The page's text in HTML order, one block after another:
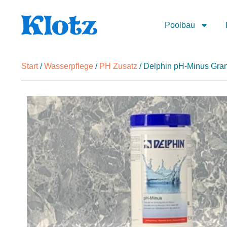
Poolbau
Start/Wasserpflege / PH Zusatz / Delphin pH-Minus